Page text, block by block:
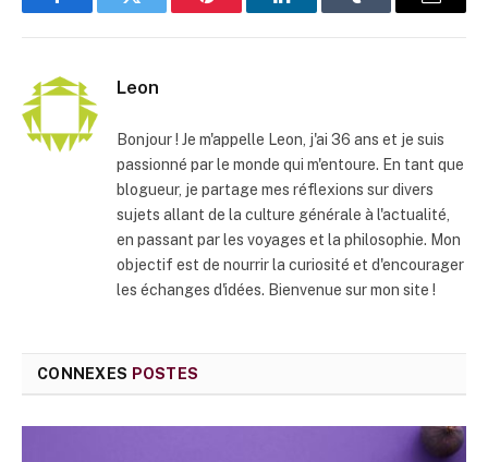
FacebookTwitter Pinterest LinkedInTumblr
E-
Leon
Bonjour ! Je m'appelle Leon, j'ai 36 ans et je suis
passionné par le monde qui m'entoure. En tant que
blogueur, je partage mes réflexions sur divers
sujets allant de la culture générale à l'actualité,
en passant par les voyages et la philosophie. Mon
objectif est de nourrir la curiosité et d'encourager
les échanges d'idées. Bienvenue sur mon site !
CONNEXES POSTES